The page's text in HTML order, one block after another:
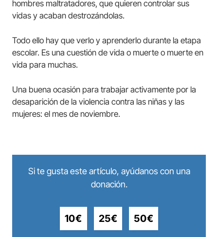
hombres maltratadores, que quieren controlar sus
vidas y acaban destrozándolas.
Todo ello hay que verlo y aprenderlo durante la etapa
escolar. Es una cuestión de vida o muerte o muerte en
vida para muchas.
Una buena ocasión para trabajar activamente por la
desaparición de la violencia contra las niñas y las
mujeres: el mes de noviembre.
Si te gusta este artículo, ayúdanos con una
donación.
10€ 25€ 50€